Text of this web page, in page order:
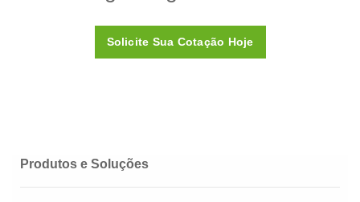
Certificado de Calibração Não
Caixa plástica (incluída)
Valor Nominal
Solicite Sua Cotação Hoje
Produtos e Soluções